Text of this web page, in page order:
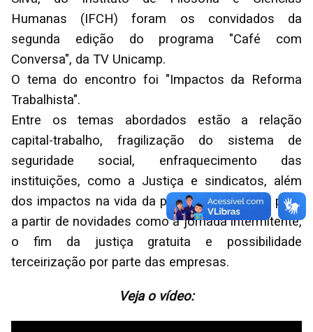
Humanas (IFCH) foram os convidados da
segunda edição do programa "Café com
Conversa", da TV Unicamp.
O tema do encontro foi "Impactos da Reforma
Trabalhista".
Entre os temas abordados estão a relação
capital-trabalho, fragilização do sistema de
seguridade social, enfraquecimento das
instituições, como a Justiça e sindicatos, além
dos impactos na vida da população ativa no país,
a partir de novidades como a jornada intermitente,
o fim da justiça gratuita e possibilidade
terceirização por parte das empresas.
Veja o vídeo: